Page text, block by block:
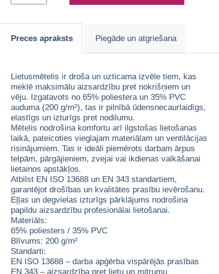
Preces apraksts Piegāde un atgriešana
Lietusmētelis ir droša un uzticama izvēle tiem, kas
meklē maksimālu aizsardzību pret nokrišņiem un
vēju. Izgatavots no 65% poliestera un 35% PVC
auduma (200 g/m²), tas ir pilnībā ūdensnecaurlaidīgs,
elastīgs un izturīgs pret nodilumu.
Mētelis nodrošina komfortu arī ilgstošas lietošanas
laikā, pateicoties vieglajam materiālam un ventilācijas
risinājumiem. Tas ir ideāli piemērots darbam ārpus
telpām, pārgājieniem, zvejai vai ikdienas valkāšanai
lietainos apstākļos.
Atbilst EN ISO 13688 un EN 343 standartiem,
garantējot drošības un kvalitātes prasību ievērošanu.
Eļļas un degvielas izturīgs pārklājums nodrošina
papildu aizsardzību profesionālai lietošanai.
Materiāls:
65% poliesters / 35% PVC
Blīvums: 200 g/m²
Standarti:
EN ISO 13688 – darba apģērba vispārējās prasības
EN 343 – aizsardzība pret lietu un mitrumu